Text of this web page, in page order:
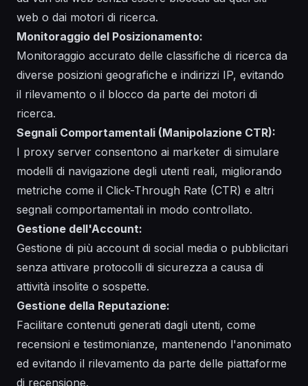
web o dai motori di ricerca.
Monitoraggio del Posizionamento:
Monitoraggio accurato delle classifiche di ricerca da
diverse posizioni geografiche e indirizzi IP, evitando
il rilevamento o il blocco da parte dei motori di
ricerca.
Segnali Comportamentali (Manipolazione CTR):
I proxy server consentono ai marketer di simulare
modelli di navigazione degli utenti reali, migliorando
metriche come il Click-Through Rate (CTR) e altri
segnali comportamentali in modo controllato.
Gestione dell'Account:
Gestione di più account di social media o pubblicitari
senza attivare protocolli di sicurezza a causa di
attività insolite o sospette.
Gestione della Reputazione:
Facilitare contenuti generati dagli utenti, come
recensioni e testimonianze, mantenendo l'anonimato
ed evitando il rilevamento da parte delle piattaforme
di recensione.